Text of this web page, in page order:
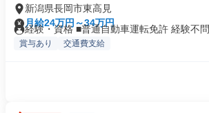
新潟県長岡市東高見
月給24万円～34万円
経験・資格 ■普通自動車運転免許 経験不問
賞与あり 交通費支給